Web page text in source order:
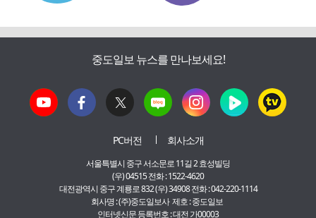
중도일보 뉴스를 만나보세요!
PC버전 회사소개
서울특별시 중구 서소문로 11길 2 효성빌딩
(우) 04515 전화 : 1522-4620
대전광역시 중구 계룡로 832 (우) 34908 전화 : 042-220-1114
회사명 : (주)중도일보사 제호 : 중도일보
인터넷신문 등록번호 : 대전 가00003